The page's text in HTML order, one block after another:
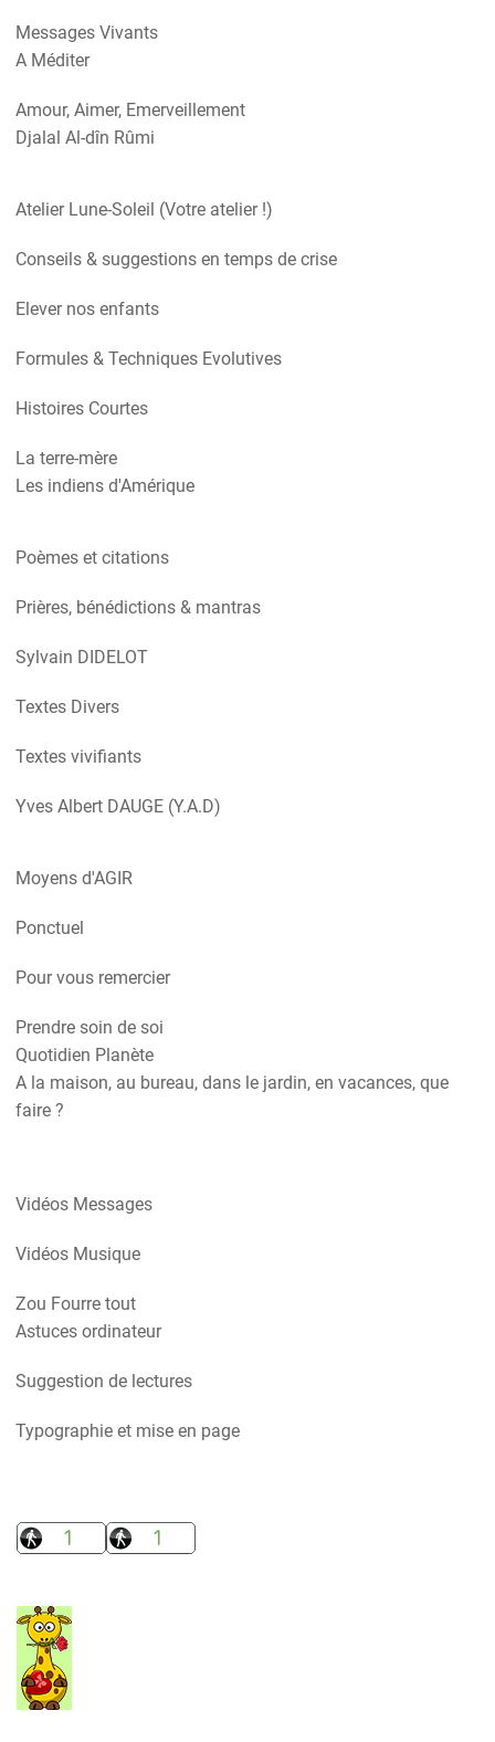
Messages Vivants
A Méditer
Amour, Aimer, Emerveillement
Djalal Al-dîn Rûmi
Atelier Lune-Soleil (Votre atelier !)
Conseils & suggestions en temps de crise
Elever nos enfants
Formules & Techniques Evolutives
Histoires Courtes
La terre-mère
Les indiens d'Amérique
Poèmes et citations
Prières, bénédictions & mantras
Sylvain DIDELOT
Textes Divers
Textes vivifiants
Yves Albert DAUGE (Y.A.D)
Moyens d'AGIR
Ponctuel
Pour vous remercier
Prendre soin de soi
Quotidien Planète
A la maison, au bureau, dans le jardin, en vacances, que
faire ?
Vidéos Messages
Vidéos Musique
Zou Fourre tout
Astuces ordinateur
Suggestion de lectures
Typographie et mise en page